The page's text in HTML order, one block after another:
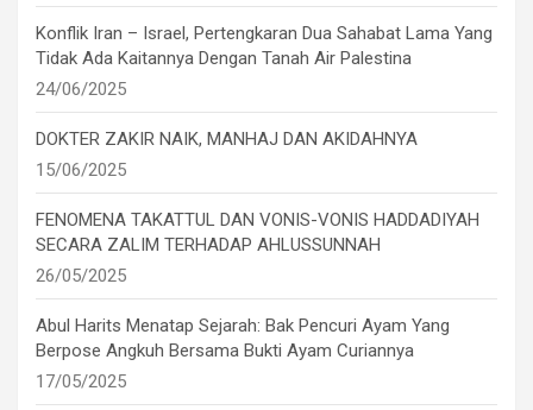
Konflik Iran – Israel, Pertengkaran Dua Sahabat Lama Yang
Tidak Ada Kaitannya Dengan Tanah Air Palestina
24/06/2025
DOKTER ZAKIR NAIK, MANHAJ DAN AKIDAHNYA
15/06/2025
FENOMENA TAKATTUL DAN VONIS-VONIS HADDADIYAH
SECARA ZALIM TERHADAP AHLUSSUNNAH
26/05/2025
Abul Harits Menatap Sejarah: Bak Pencuri Ayam Yang
Berpose Angkuh Bersama Bukti Ayam Curiannya
17/05/2025